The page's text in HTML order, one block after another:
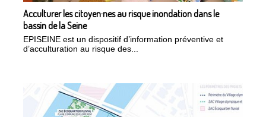
Acculturer les citoyen·nes au risque inondation dans le
bassin de la Seine
EPISEINE est un dispositif d’information préventive et
d’acculturation au risque des...